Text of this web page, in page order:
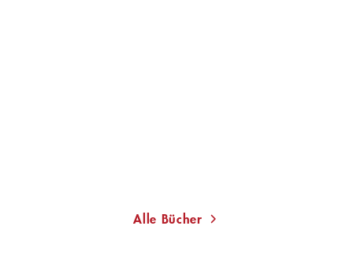
Alle Bücher